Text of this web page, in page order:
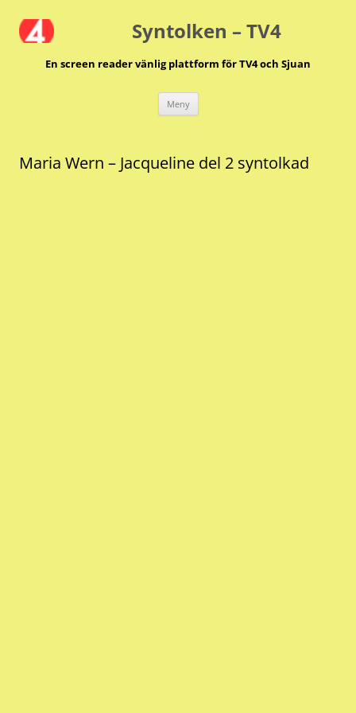
till
innehåll Syntolken – TV4
En screen reader vänlig plattform för TV4 och Sjuan
Meny
Maria Wern – Jacqueline del 2 syntolkad